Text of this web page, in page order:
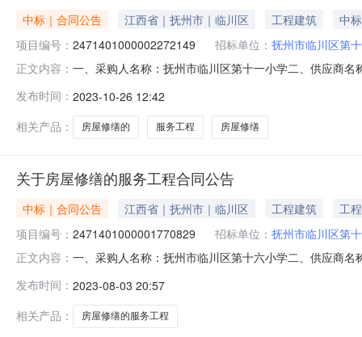
中标｜合同公告 江西省｜抚州市｜临川区 工程建筑
中
项目编号： 2471401000002272149 招标单位： 抚州市临川区第
正文内容： 一、采购人名称：抚州市临川区第十一小学二、供应商
1.00155155服务要求或标的基本概况：七、其它事项：/
发布时间： 2023-10-26 12:42
相关产品：
房屋修缮的 服务工程 房屋修缮
关于房屋修缮的服务工程合同公告
中标｜合同公告 江西省｜抚州市｜临川区 工程建筑
工程
项目编号： 2471401000001770829 招标单位： 抚州市临川区第
正文内容： 一、采购人名称：抚州市临川区第十六小学二、供应商
求或标的基本概况：七、其它事项：/八、联系方式1、
发布时间： 2023-08-03 20:57
相关产品：
房屋修缮的服务工程